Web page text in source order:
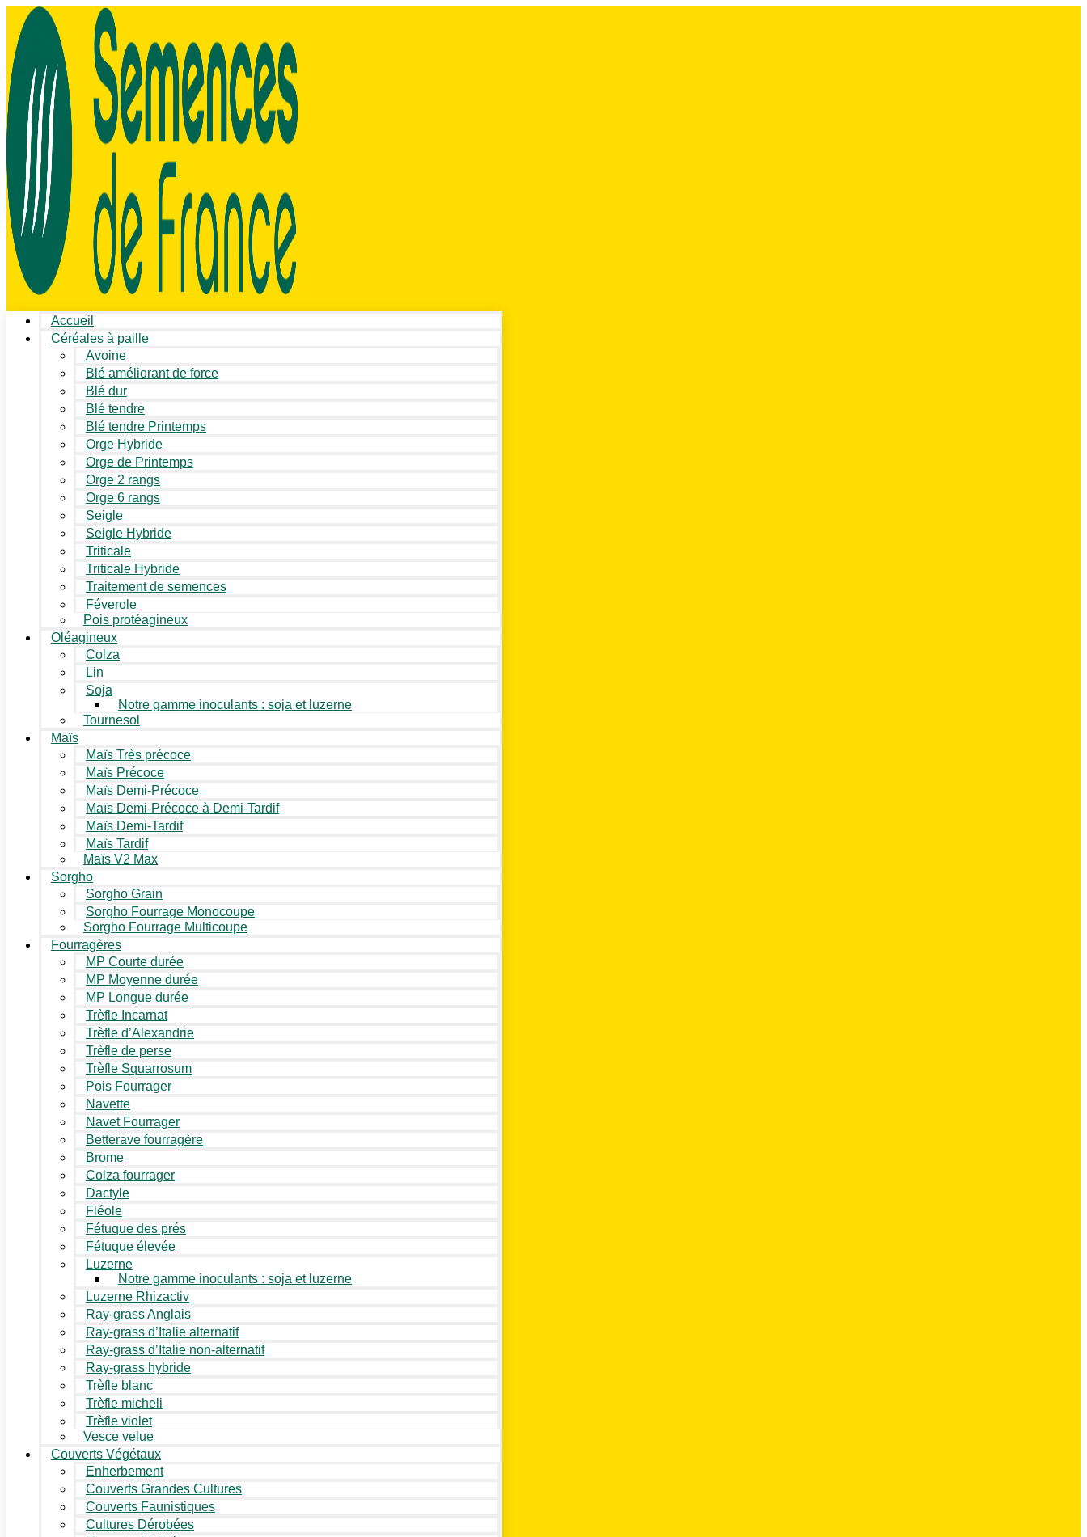
Accueil
Céréales à paille
Avoine
Blé améliorant de force
Blé dur
Blé tendre
Blé tendre Printemps
Orge Hybride
Orge de Printemps
Orge 2 rangs
Orge 6 rangs
Seigle
Seigle Hybride
Triticale
Triticale Hybride
Traitement de semences
Féverole
Pois protéagineux
Oléagineux
Colza
Lin
Soja
Notre gamme inoculants : soja et luzerne
Tournesol
Maïs
Maïs Très précoce
Maïs Précoce
Maïs Demi-Précoce
Maïs Demi-Précoce à Demi-Tardif
Maïs Demi-Tardif
Maïs Tardif
Maïs V2 Max
Sorgho
Sorgho Grain
Sorgho Fourrage Monocoupe
Sorgho Fourrage Multicoupe
Fourragères
MP Courte durée
MP Moyenne durée
MP Longue durée
Trèfle Incarnat
Trèfle d’Alexandrie
Trèfle de perse
Trèfle Squarrosum
Pois Fourrager
Navette
Navet Fourrager
Betterave fourragère
Brome
Colza fourrager
Dactyle
Fléole
Fétuque des prés
Fétuque élevée
Luzerne
Notre gamme inoculants : soja et luzerne
Luzerne Rhizactiv
Ray-grass Anglais
Ray-grass d’Italie alternatif
Ray-grass d’Italie non-alternatif
Ray-grass hybride
Trèfle blanc
Trèfle micheli
Trèfle violet
Vesce velue
Couverts Végétaux
Enherbement
Couverts Grandes Cultures
Couverts Faunistiques
Cultures Dérobées